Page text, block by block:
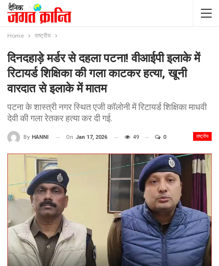
Home राष्ट्रीय
दिनदहाड़े मर्डर से दहला पटना! वीआईपी इलाके में
रिटायर्ड शिक्षिका की गला काटकर हत्या, खूनी
वारदात से इलाके में मातम
पटना के शास्त्री नगर स्थित एजी कॉलोनी में रिटायर्ड शिक्षिका माधवी
देवी की गला रेतकर हत्या कर दी गई.
राष्ट्रीय
By HANNI On Jan 17, 2026 49 0